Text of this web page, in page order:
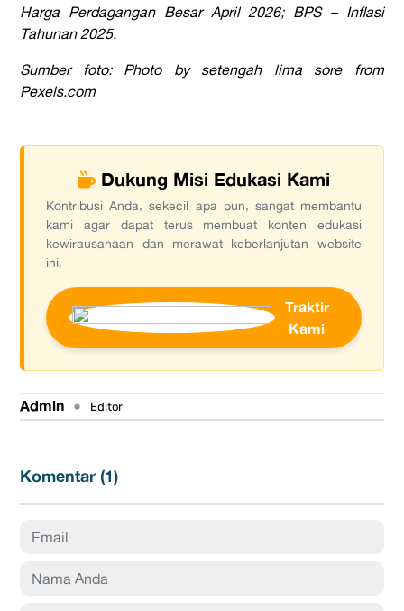
Harga Perdagangan Besar April 2026; BPS – Inflasi
Tahunan 2025.
Sumber foto: Photo by setengah lima sore from
Pexels.com
Dukung Misi Edukasi Kami
Kontribusi Anda, sekecil apa pun, sangat membantu
kami agar dapat terus membuat konten edukasi
kewirausahaan dan merawat keberlanjutan website
ini.
Traktir
Kami
Admin • Editor
Komentar (1)